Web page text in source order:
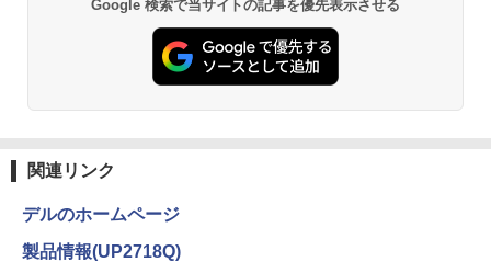
PS | 243V5QHABA/11 | 23.6インチワイ
ド 1920×1080(フルHD) | LEDバックライ
ト | スピーカー内蔵 | 3系統入力(VGA・D
VI-D・HDMI) | VGAケーブル・電源ケー
ブル付属【30日保証】
L22-4e 21.5インチ ワイド フルHD 1920
ト 100Hz HDMI VGA D-Sub チルト VES
￥21,560
オレンジページ 2026 10/17号増刊＜グレ
ー＞ [雑誌]
4
ハヤブサ消防団 森へつづく道 [ 池井戸 潤
]
￥5,990
￥250
ウォーター ペットボトル 静岡県産 500ミリリ
ットル (Smart Basic)
￥832
Google 検索で当サイトの記事を優先表示させる
関連リンク
デルのホームページ
製品情報(UP2718Q)